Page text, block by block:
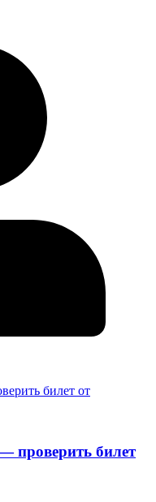
проверить билет